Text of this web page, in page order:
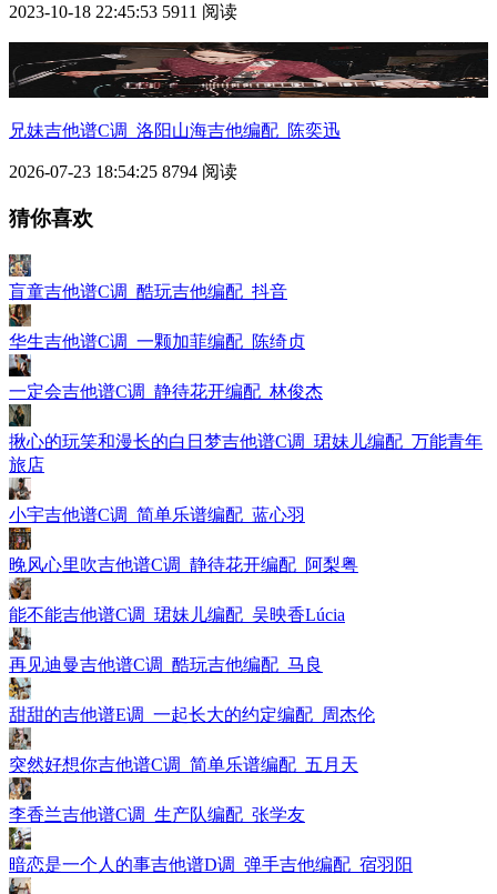
2023-10-18 22:45:53 5911 阅读
兄妹吉他谱C调_洛阳山海吉他编配_陈奕迅
2026-07-23 18:54:25 8794 阅读
猜你喜欢
盲童吉他谱C调_酷玩吉他编配_抖音
华生吉他谱C调_一颗加菲编配_陈绮贞
一定会吉他谱C调_静待花开编配_林俊杰
揪心的玩笑和漫长的白日梦吉他谱C调_珺妹儿编配_万能青年
旅店
小宇吉他谱C调_简单乐谱编配_蓝心羽
晚风心里吹吉他谱C调_静待花开编配_阿梨粤
能不能吉他谱C调_珺妹儿编配_吴映香Lúcia
再见迪曼吉他谱C调_酷玩吉他编配_马良
甜甜的吉他谱E调_一起长大的约定编配_周杰伦
突然好想你吉他谱C调_简单乐谱编配_五月天
李香兰吉他谱C调_生产队编配_张学友
暗恋是一个人的事吉他谱D调_弹手吉他编配_宿羽阳